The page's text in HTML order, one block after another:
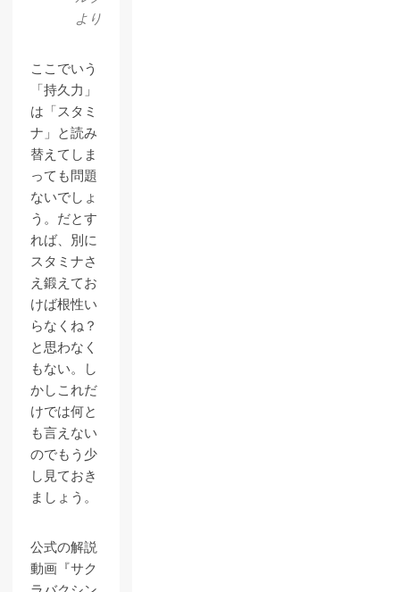
より
ここでいう
「持久力」
は「スタミ
ナ」と読み
替えてしま
っても問題
ないでしょ
う。だとす
れば、別に
スタミナさ
え鍛えてお
けば根性い
らなくね？
と思わなく
もない。し
かしこれだ
けでは何と
も言えない
のでもう少
し見ておき
ましょう。
公式の解説
動画『サク